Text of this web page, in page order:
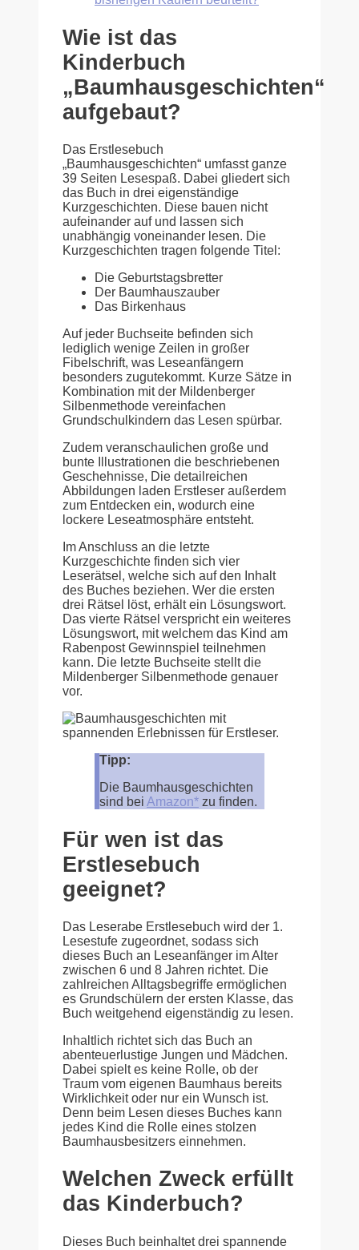
Wie ist das
Kinderbuch
„Baumhausgeschichten“
aufgebaut?
Das Erstlesebuch
„Baumhausgeschichten“ umfasst ganze
39 Seiten Lesespaß. Dabei gliedert sich
das Buch in drei eigenständige
Kurzgeschichten. Diese bauen nicht
aufeinander auf und lassen sich
unabhängig voneinander lesen. Die
Kurzgeschichten tragen folgende Titel:
Die Geburtstagsbretter
Der Baumhauszauber
Das Birkenhaus
Auf jeder Buchseite befinden sich
lediglich wenige Zeilen in großer
Fibelschrift, was Leseanfängern
besonders zugutekommt. Kurze Sätze in
Kombination mit der Mildenberger
Silbenmethode vereinfachen
Grundschulkindern das Lesen spürbar.
Zudem veranschaulichen große und
bunte Illustrationen die beschriebenen
Geschehnisse, Die detailreichen
Abbildungen laden Erstleser außerdem
zum Entdecken ein, wodurch eine
lockere Leseatmosphäre entsteht.
Im Anschluss an die letzte
Kurzgeschichte finden sich vier
Leserätsel, welche sich auf den Inhalt
des Buches beziehen. Wer die ersten
drei Rätsel löst, erhält ein Lösungswort.
Das vierte Rätsel verspricht ein weiteres
Lösungswort, mit welchem das Kind am
Rabenpost Gewinnspiel teilnehmen
kann. Die letzte Buchseite stellt die
Mildenberger Silbenmethode genauer
vor.
Tipp:
Die Baumhausgeschichten
sind bei Amazon* zu finden.
Für wen ist das
Erstlesebuch
geeignet?
Das Leserabe Erstlesebuch wird der 1.
Lesestufe zugeordnet, sodass sich
dieses Buch an Leseanfänger im Alter
zwischen 6 und 8 Jahren richtet. Die
zahlreichen Alltagsbegriffe ermöglichen
es Grundschülern der ersten Klasse, das
Buch weitgehend eigenständig zu lesen.
Inhaltlich richtet sich das Buch an
abenteuerlustige Jungen und Mädchen.
Dabei spielt es keine Rolle, ob der
Traum vom eigenen Baumhaus bereits
Wirklichkeit oder nur ein Wunsch ist.
Denn beim Lesen dieses Buches kann
jedes Kind die Rolle eines stolzen
Baumhausbesitzers einnehmen.
Welchen Zweck erfüllt
das Kinderbuch?
Dieses Buch beinhaltet drei spannende